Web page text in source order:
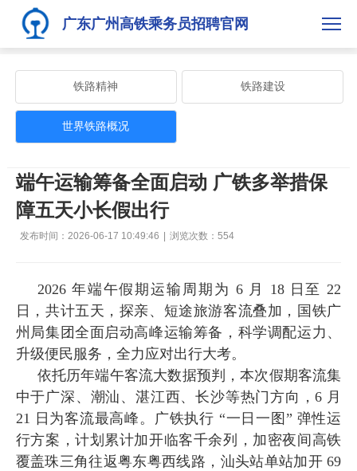
广东广州高铁乘务员招聘官网
铁路精神 铁路建设
世界铁路概况
端午运输筹备全面启动 广铁多举措保
障五天小长假出行
发布时间：2026-06-17 10:49:46 | 浏览次数： 554
2026 年端午假期运输周期为 6 月 18 日至 22
日，共计五天，探亲、短途旅游客流叠加，国铁广
州局集团全面启动高峰运输筹备，科学调配运力、
升级便民服务，全力应对出行大考。
依托历年端午客流大数据预判，本次假期客流集
中于广深、潮汕、湛江西、长沙等热门方向，6 月
21 日为客流最高峰。广铁执行 “一日一图” 弹性运
行方案，计划累计加开临客千余列，加密夜间高铁
覆盖珠三角往返粤东粤西线路，汕头站单站加开 69